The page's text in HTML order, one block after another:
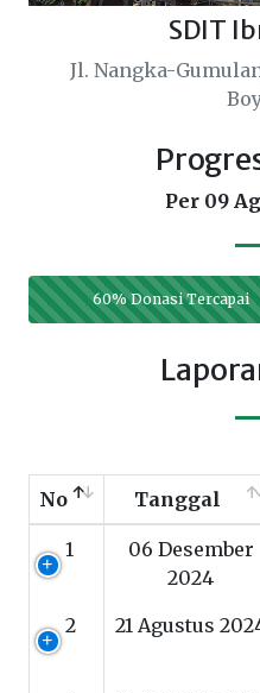
SDIT
Jl. Nangka-
Per 09
60% Donasi Tercapai
No Tanggal
1
06 Desember
2024
2 21 Agustus